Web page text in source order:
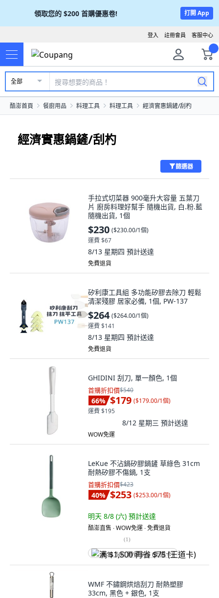
領取您的 $200 首購優惠卷! 打開 App
客服中心
註冊會員
登入
全部
酷澎首頁 餐廚用品 料理工具 料理工具 經濟實惠鍋鏟/刮杓
經濟實惠鍋鏟/刮杓
篩選器
手拉式切菜器 900毫升大容量 五葉刀
片 廚房料理好幫手 隨機出貨, 白.粉.藍
隨機出貨, 1個
$230 ($230.00/1個)
運費 $67
8/13 星期四 預計送達
免費退貨
矽利康工具組 多功能矽膠去除刀 輕鬆
清潔殘膠 居家必備, 1個, PW-137
$264 ($264.00/1個)
運費 $141
8/13 星期四 預計送達
免費退貨
GHIDINI 刮刀, 單一顏色, 1個
首購折扣價$540
66% $179 ($179.00/1個)
運費 $195
8/12 星期三 預計送達
WOW免運
LeKue 不沾鍋矽膠鍋鏟 草綠色 31cm
耐熱矽膠不傷鍋, 1支
首購折扣價$423
40% $253 ($253.00/1個)
明天 8/8 (六) 預計送達
酷澎直售 ∙ WOW免運 ∙ 免費退貨
(1)
满 $1,500 再省 $75 (王道卡)
WMF 不鏽鋼烘焙刮刀 耐熱塑膠
33cm, 黑色 + 銀色, 1支